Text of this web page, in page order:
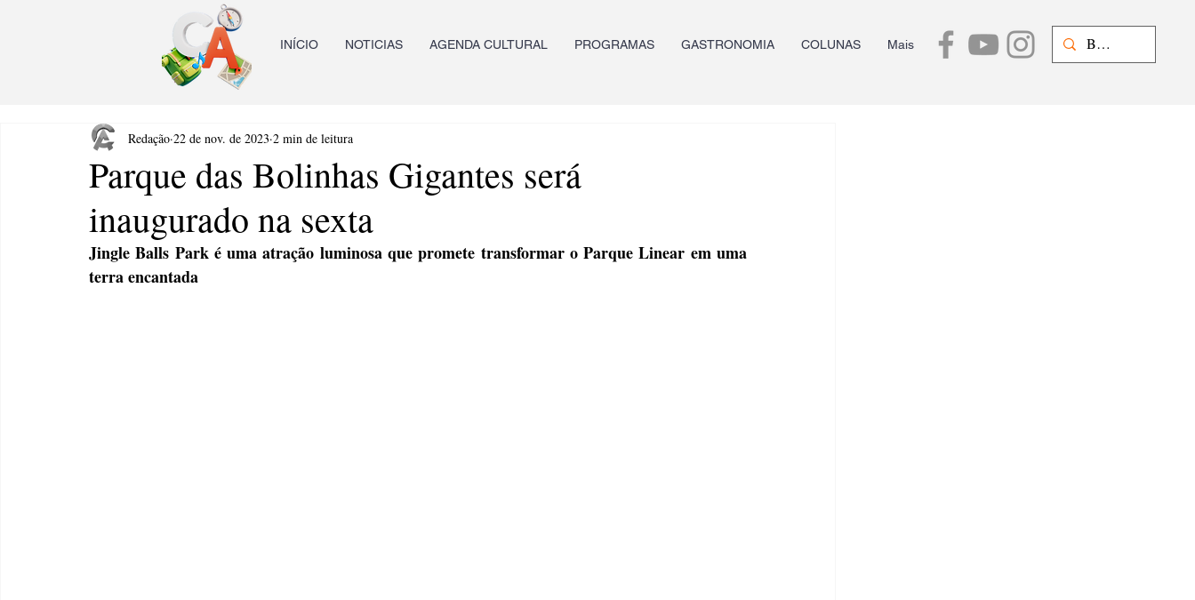
INÍCIO NOTICIAS AGENDA CULTURAL PROGRAMAS GASTRONOMIA COLUNAS Mais
Parque das Bolinhas Gigantes será
inaugurado na sexta
Redação 22 de nov. de 2023 2 min de leitura
Jingle Balls Park é uma atração luminosa que promete transformar o Parque Linear em uma
terra encantada